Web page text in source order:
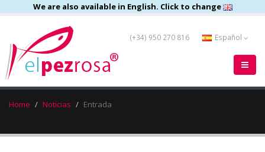
We are also available in English. Click to change
(+34) 950 270 816 Español
Home Noticias Entrada